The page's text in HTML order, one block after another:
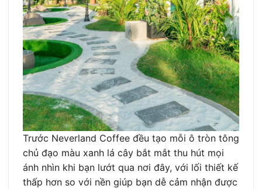
Trước Neverland Coffee đều tạo mỗi ô tròn tông
chủ đạo màu xanh lá cây bắt mắt thu hút mọi
ánh nhìn khi bạn lướt qua nơi đây, với lối thiết kế
thấp hơn so với nền giúp bạn dễ cảm nhận được